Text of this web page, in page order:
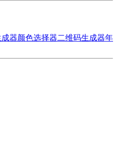
器颜色选择器二维码生成器年